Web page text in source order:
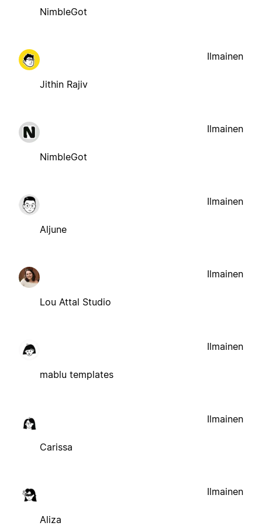
NimbleGot
Jithin Rajiv
Ilmainen
NimbleGot
Ilmainen
Aljune
Ilmainen
Lou Attal Studio
Ilmainen
mablu templates
Ilmainen
Carissa
Ilmainen
Aliza
Ilmainen